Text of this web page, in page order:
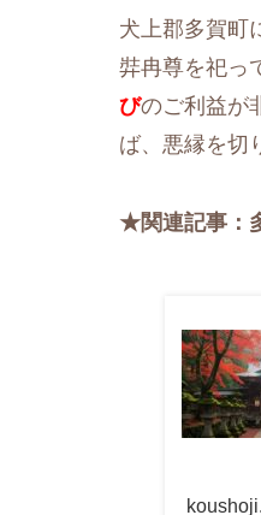
犬上郡多賀町
弉冉尊を祀っ
びのご利益が
ば、悪縁を切
★関連記事：